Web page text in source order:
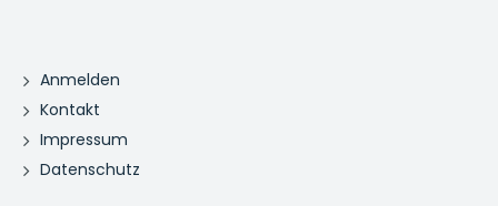
Anmelden
Kontakt
Impressum
Datenschutz